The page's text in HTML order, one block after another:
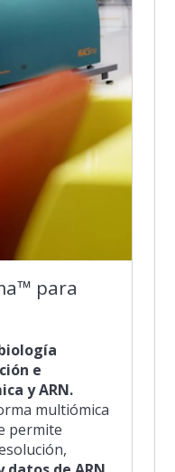
para
e
y ARN.
multiómica
permite